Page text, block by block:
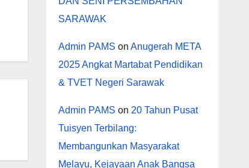
SARAWAK
Admin PAMS on Anugerah META
2025 Angkat Martabat Pendidikan
& TVET Negeri Sarawak
Admin PAMS on 20 Tahun Pusat
Tuisyen Terbilang:
Membangunkan Masyarakat
Melayu, Kejayaan Anak Bangsa